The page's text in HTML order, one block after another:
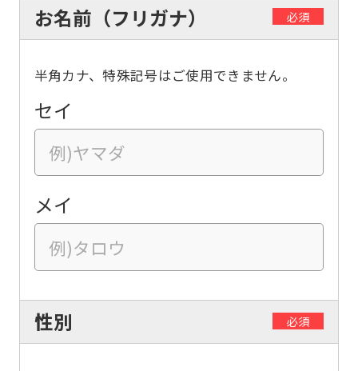
お名前（フリガナ） 必須
半角カナ、特殊記号はご使用できません。
セイ
メイ
性別 必須